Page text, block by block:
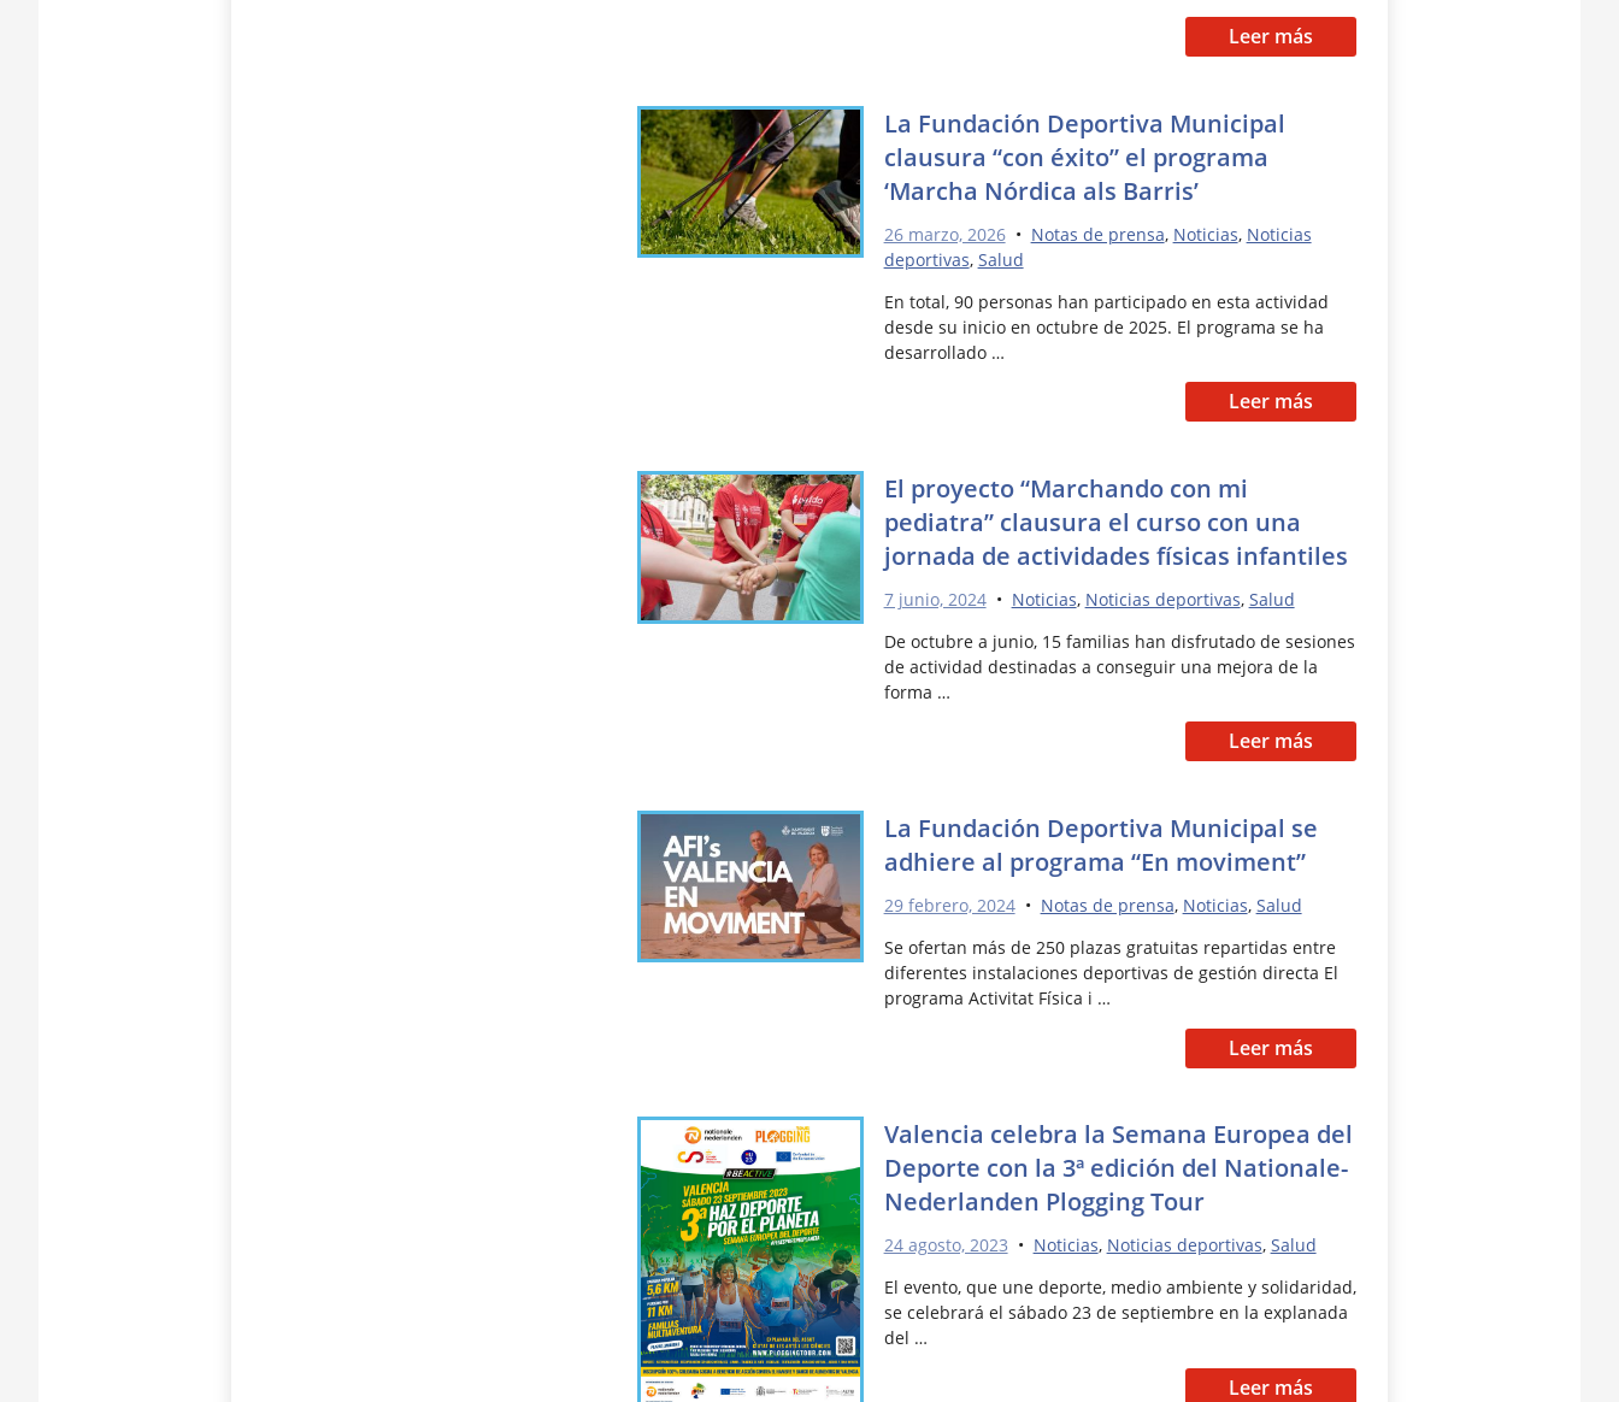
Leer más
La Fundación Deportiva Municipal
clausura “con éxito” el programa
‘Marcha Nórdica als Barris’
26 marzo, 2026• Notas de prensa, Noticias, Noticias
deportivas, Salud
En total, 90 personas han participado en esta actividad
desde su inicio en octubre de 2025. El programa se ha
desarrollado …
Leer más
El proyecto “Marchando con mi
pediatra” clausura el curso con una
jornada de actividades físicas infantiles
7 junio, 2024• Noticias, Noticias deportivas, Salud
De octubre a junio, 15 familias han disfrutado de sesiones
de actividad destinadas a conseguir una mejora de la
forma …
Leer más
La Fundación Deportiva Municipal se
adhiere al programa “En moviment”
29 febrero, 2024• Notas de prensa, Noticias, Salud
Se ofertan más de 250 plazas gratuitas repartidas entre
diferentes instalaciones deportivas de gestión directa El
programa Activitat Física i …
Leer más
Valencia celebra la Semana Europea del
Deporte con la 3ª edición del Nationale-
Nederlanden Plogging Tour
24 agosto, 2023 • Noticias, Noticias deportivas, Salud
El evento, que une deporte, medio ambiente y solidaridad,
se celebrará el sábado 23 de septiembre en la explanada
del …
Leer más